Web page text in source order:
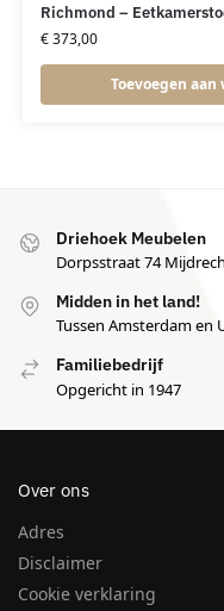
Richmond –
€373,00
Toevoegen
Driehoek Meubelen
Dorpsstraat 74
Midden in het land!
Tussen Amsterdam en
Familiebedrijf
Opgericht in 1947
Over ons
Adres
Disclaimer
Cookie verklaring